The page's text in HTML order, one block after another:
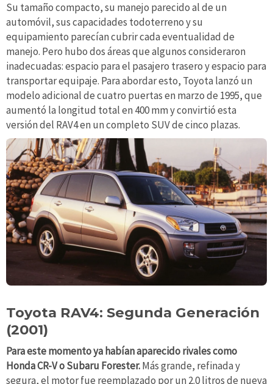
Su tamaño compacto, su manejo parecido al de un
automóvil, sus capacidades todoterreno y su
equipamiento parecían cubrir cada eventualidad de
manejo. Pero hubo dos áreas que algunos consideraron
inadecuadas: espacio para el pasajero trasero y espacio para
transportar equipaje. Para abordar esto, Toyota lanzó un
modelo adicional de cuatro puertas en marzo de 1995, que
aumentó la longitud total en 400 mm y convirtió esta
versión del RAV4 en un completo SUV de cinco plazas.
Toyota RAV4: Segunda Generación
(2001)
Para este momento ya habían aparecido rivales como
Honda CR-V o Subaru Forester.Más grande, refinada y
segura, el motor fue reemplazado por un 2.0 litros de nueva